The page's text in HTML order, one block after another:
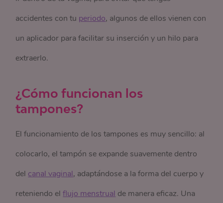
accidentes con tu periodo, algunos de ellos vienen con
un aplicador para facilitar su inserción y un hilo para
extraerlo.
¿Cómo funcionan los
tampones?
El funcionamiento de los tampones es muy sencillo: al
colocarlo, el tampón se expande suavemente dentro
del canal vaginal, adaptándose a la forma del cuerpo y
reteniendo elflujo menstrual de manera eficaz. Una